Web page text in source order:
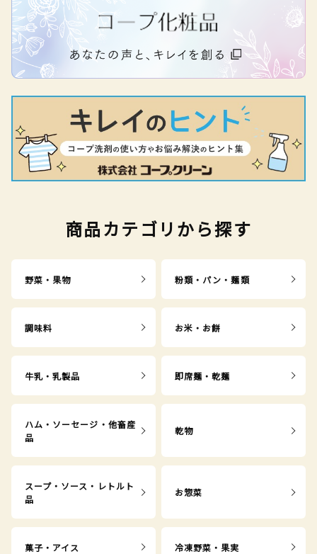
商品カテゴリから探す
野菜・果物 粉類・パン・麺類
調味料 お米・お餅
牛乳・乳製品 即席麺・乾麺
ハム・ソーセージ・他畜産
品
乾物
スープ・ソース・レトルト
品
お惣菜
菓子・アイス 冷凍野菜・果実